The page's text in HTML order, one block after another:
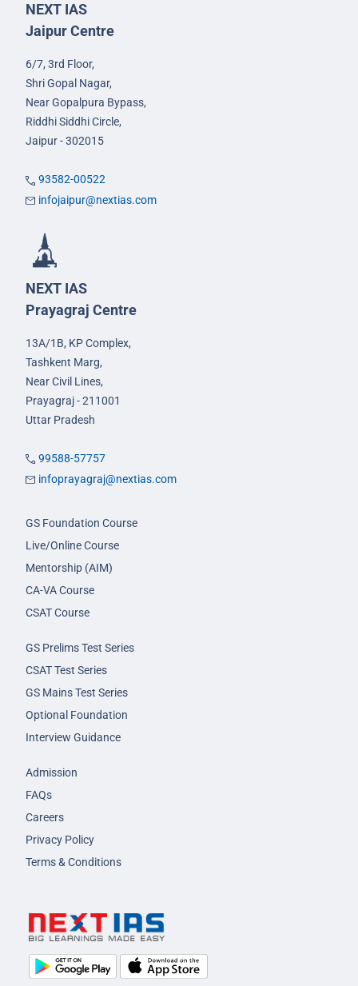
NEXT IAS
Jaipur Centre
6/7, 3rd Floor,
Shri Gopal Nagar,
Near Gopalpura Bypass,
Riddhi Siddhi Circle,
Jaipur - 302015
93582-00522
infojaipur@nextias.com
NEXT IAS
Prayagraj Centre
13A/1B, KP Complex,
Tashkent Marg,
Near Civil Lines,
Prayagraj - 211001
Uttar Pradesh
99588-57757
infoprayagraj@nextias.com
GS Foundation Course
Live/Online Course
Mentorship (AIM)
CA-VA Course
CSAT Course
GS Prelims Test Series
CSAT Test Series
GS Mains Test Series
Optional Foundation
Interview Guidance
Admission
FAQs
Careers
Privacy Policy
Terms & Conditions